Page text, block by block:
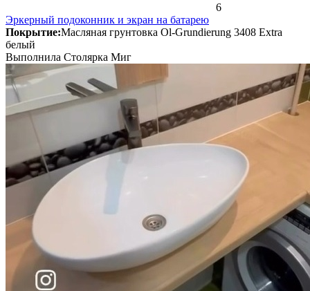
6
Эркерный подоконник и экран на батарею
Покрытие:Масляная грунтовка Ol-Grundierung 3408 Extra
белый
Выполнила Столярка Миг